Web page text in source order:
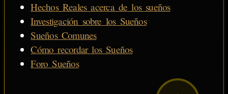
Hechos Reales acerca de los sueños
Investigación sobre los Sueños
Sueños Comunes
Cómo recordar los Sueños
Foro Sueños